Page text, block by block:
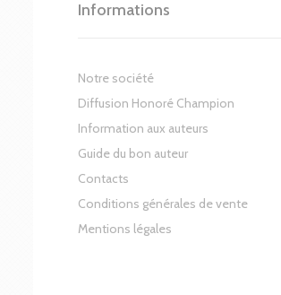
Informations
Notre société
Diffusion Honoré Champion
Information aux auteurs
Guide du bon auteur
Contacts
Conditions générales de vente
Mentions légales